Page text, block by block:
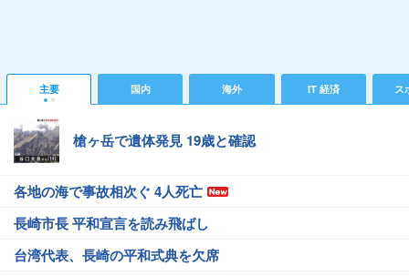
主要 国内 海外 IT 経済 ス
槍ヶ岳で遺体発見 19歳と確認
各地の海で事故相次ぐ 4人死亡
長崎市長 平和宣言を読み飛ばし
台湾代表、長崎の平和式典を欠席